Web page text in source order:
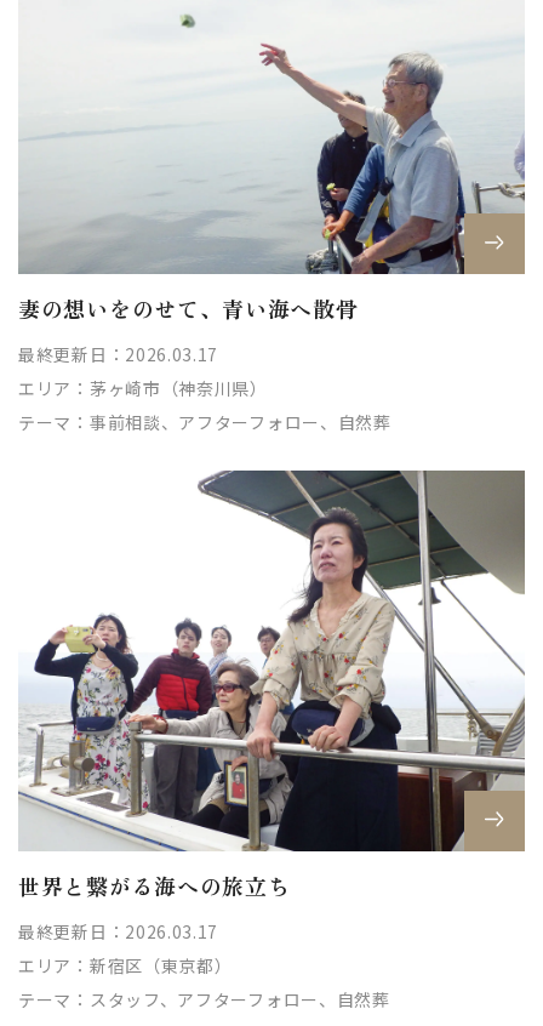
妻の想いをのせて、青い海へ散骨
最終更新日：2026.03.17
エリア： 茅ヶ崎市（神奈川県）
テーマ： 事前相談、アフターフォロー、自然葬
世界と繋がる海への旅立ち
最終更新日：2026.03.17
エリア： 新宿区（東京都）
テーマ： スタッフ、アフターフォロー、自然葬